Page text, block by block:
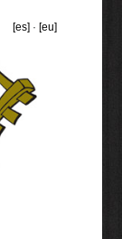
[es] · [eu]